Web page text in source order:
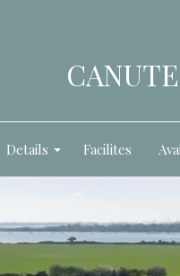
Details Facilites